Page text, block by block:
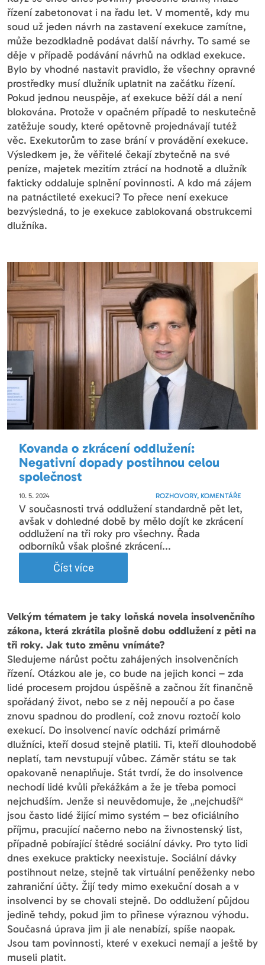
řízení zabetonovat i na řadu let. V momentě, kdy mu
soud už jeden návrh na zastavení exekuce zamítne,
může bezodkladně podávat další návrhy. To samé se
děje v případě podávání návrhů na odklad exekuce.
Bylo by vhodné nastavit pravidlo, že všechny opravné
prostředky musí dlužník uplatnit na začátku řízení.
Pokud jednou neuspěje, ať exekuce běží dál a není
blokována. Protože v opačném případě to neskutečně
zatěžuje soudy, které opětovně projednávají tutéž
věc. Exekutorům to zase brání v provádění exekuce.
Výsledkem je, že věřitelé čekají zbytečně na své
peníze, majetek mezitím ztrácí na hodnotě a dlužník
fakticky oddaluje splnění povinnosti. A kdo má zájem
na patnáctileté exekuci? To přece není exekuce
bezvýsledná, to je exekuce zablokovaná obstrukcemi
dlužníka.
Kovanda o zkrácení oddlužení:
Negativní dopady postihnou celou
společnost
10. 5. 2024 ROZHOVORY, KOMENTÁŘE
V současnosti trvá oddlužení standardně pět let,
avšak v dohledné době by mělo dojít ke zkrácení
oddlužení na tři roky pro všechny. Řada
odborníků však plošné zkrácení...
Číst více
Velkým tématem je taky loňská novela insolvenčního
zákona, která zkrátila plošně dobu oddlužení z pěti na
tři roky. Jak tuto změnu vnímáte?
Sledujeme nárůst počtu zahájených insolvenčních
řízení. Otázkou ale je, co bude na jejich konci – zda
lidé procesem projdou úspěšně a začnou žít finančně
spořádaný život, nebo se z něj nepoučí a po čase
znovu spadnou do prodlení, což znovu roztočí kolo
exekucí. Do insolvencí navíc odchází primárně
dlužníci, kteří dosud stejně platili. Ti, kteří dlouhodobě
neplatí, tam nevstupují vůbec. Záměr státu se tak
opakovaně nenaplňuje. Stát tvrdí, že do insolvence
nechodí lidé kvůli překážkám a že je třeba pomoci
nejchudším. Jenže si neuvědomuje, že „nejchudší“
jsou často lidé žijící mimo systém – bez oficiálního
příjmu, pracující načerno nebo na živnostenský list,
případně pobírající štědré sociální dávky. Pro tyto lidi
dnes exekuce prakticky neexistuje. Sociální dávky
postihnout nelze, stejně tak virtuální peněženky nebo
zahraniční účty. Žijí tedy mimo exekuční dosah a v
insolvenci by se chovali stejně. Do oddlužení půjdou
jedině tehdy, pokud jim to přinese výraznou výhodu.
Současná úprava jim ji ale nenabízí, spíše naopak.
Jsou tam povinnosti, které v exekuci nemají a ještě by
museli platit.